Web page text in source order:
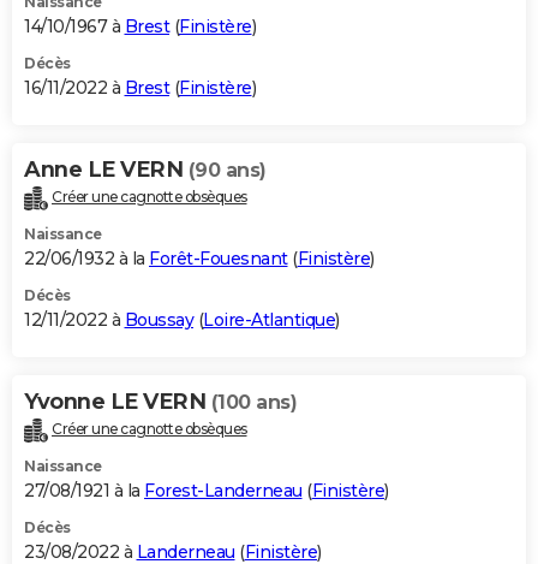
14/10/1967 à Brest(Finistère)
Décès
16/11/2022 à Brest(Finistère)
Anne LE VERN (90 ans)
Créer une cagnotte obsèques
Naissance
22/06/1932 à la Forêt-Fouesnant(Finistère)
Décès
12/11/2022 à Boussay(Loire-Atlantique)
Yvonne LE VERN (100 ans)
Créer une cagnotte obsèques
Naissance
27/08/1921 à la Forest-Landerneau (Finistère)
Décès
23/08/2022 à Landerneau (Finistère)